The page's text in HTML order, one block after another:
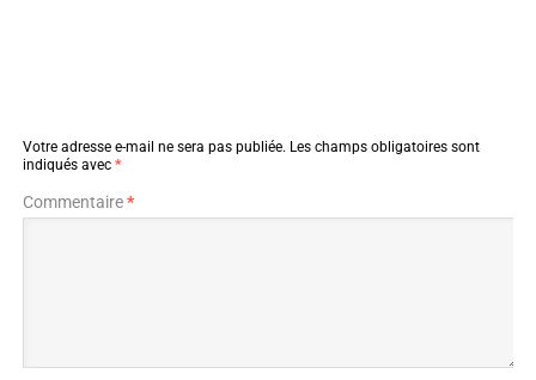
Votre adresse e-mail ne sera pas publiée. Les champs obligatoires sont
indiqués avec *
Commentaire*